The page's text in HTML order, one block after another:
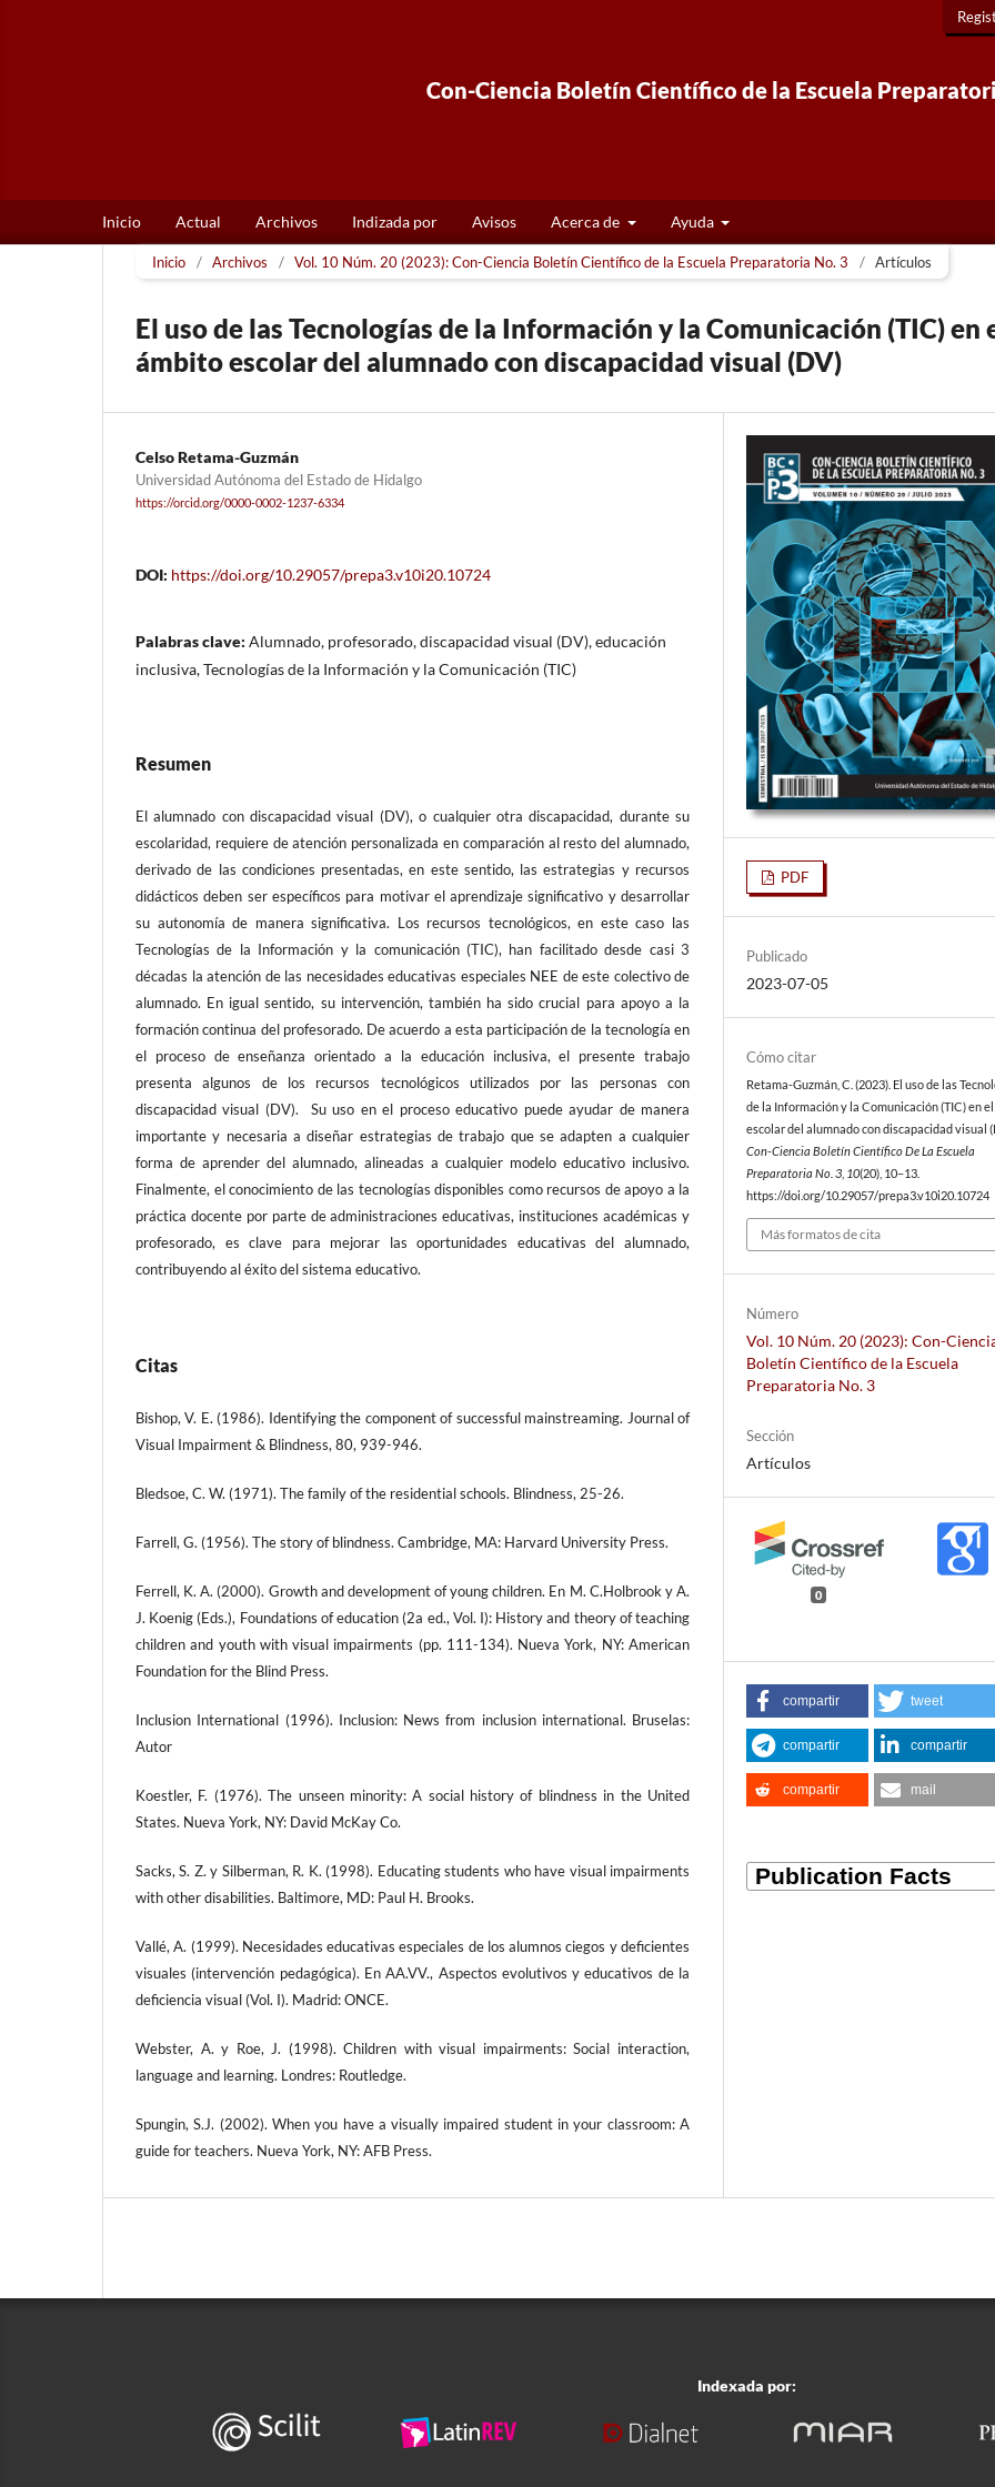
Con-Ciencia Boletín Científico de la Escuela
Inicio Actual Archivos Indizada por Avisos Acerca de Ayuda
Inicio / Archivos / Vol. 10 Núm. 20 (2023): Con-Ciencia Boletín Científico de la Escuela Preparatoria No. 3 / Artículos
El uso de las Tecnologías de la Información y la Comunicación (TIC) en
ámbito escolar del alumnado con discapacidad visual (DV)
Celso Retama-Guzmán
Universidad Autónoma del Estado de Hidalgo
https://orcid.org/0000-0002-1237-6334
DOI: https://doi.org/10.29057/prepa3.v10i20.10724
Palabras clave: Alumnado, profesorado, discapacidad visual (DV), educación
inclusiva, Tecnologías de la Información y la Comunicación (TIC)
Resumen
El alumnado con discapacidad visual (DV), o cualquier otra discapacidad, durante su
escolaridad, requiere de atención personalizada en comparación al resto del alumnado,
derivado de las condiciones presentadas, en este sentido, las estrategias y recursos
didácticos deben ser específicos para motivar el aprendizaje significativo y desarrollar
su autonomía de manera significativa. Los recursos tecnológicos, en este caso las
Tecnologías de la Información y la comunicación (TIC), han facilitado desde casi 3
décadas la atención de las necesidades educativas especiales NEE de este colectivo de
alumnado. En igual sentido, su intervención, también ha sido crucial para apoyo a la
formación continua del profesorado. De acuerdo a esta participación de la tecnología en
el proceso de enseñanza orientado a la educación inclusiva, el presente trabajo
presenta algunos de los recursos tecnológicos utilizados por las personas con
discapacidad visual (DV). Su uso en el proceso educativo puede ayudar de manera
importante y necesaria a diseñar estrategias de trabajo que se adapten a cualquier
forma de aprender del alumnado, alineadas a cualquier modelo educativo inclusivo.
Finalmente, el conocimiento de las tecnologías disponibles como recursos de apoyo a la
práctica docente por parte de administraciones educativas, instituciones académicas y
profesorado, es clave para mejorar las oportunidades educativas del alumnado,
contribuyendo al éxito del sistema educativo.
Citas
Bishop, V. E. (1986). Identifying the component of successful mainstreaming. Journal of
Visual Impairment & Blindness, 80, 939-946.
Bledsoe, C. W. (1971). The family of the residential schools. Blindness, 25-26.
Farrell, G. (1956). The story of blindness. Cambridge, MA: Harvard University Press.
Ferrell, K. A. (2000). Growth and development of young children. En M. C.Holbrook y A.
J. Koenig (Eds.), Foundations of education (2a ed., Vol. I): History and theory of teaching
children and youth with visual impairments (pp. 111-134). Nueva York, NY: American
Foundation for the Blind Press.
Inclusion International (1996). Inclusion: News from inclusion international. Bruselas:
Autor
Koestler, F. (1976). The unseen minority: A social history of blindness in the United
States. Nueva York, NY: David McKay Co.
Sacks, S. Z. y Silberman, R. K. (1998). Educating students who have visual impairments
with other disabilities. Baltimore, MD: Paul H. Brooks.
Vallé, A. (1999). Necesidades educativas especiales de los alumnos ciegos y deficientes
visuales (intervención pedagógica). En AA.VV., Aspectos evolutivos y educativos de la
deficiencia visual (Vol. I). Madrid: ONCE.
Webster, A. y Roe, J. (1998). Children with visual impairments: Social interaction,
language and learning. Londres: Routledge.
Spungin, S.J. (2002). When you have a visually impaired student in your classroom: A
guide for teachers. Nueva York, NY: AFB Press.
PDF
Publicado
2023-07-05
Cómo citar
Retama-Guzmán, C. (2023). El uso de las
de la Información y la Comunicación (TIC) en
escolar del alumnado con discapacidad visual
Con-Ciencia Boletín Científico De La Escuela
Preparatoria No. 3 10(20), 10–13.
https://doi.org/10.29057/prepa3.v10i20.10724
Más formatos de cita
Número
Vol. 10 Núm. 20 (2023): Con-
Boletín Científico de la Escuela
Preparatoria No. 3
Sección
Artículos
0
compartir tweet
compartir compartir
compartir mail
Indexada por: